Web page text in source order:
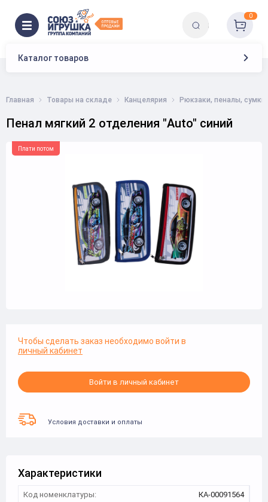
Каталог товаров
0
Главная Товары на складе Канцелярия Рюкзаки, пеналы, сумки
Пенал мягкий 2 отделения "Auto" синий
Плати потом
Чтобы сделать заказ необходимо войти в
личный кабинет
Войти в личный кабинет
Условия доставки и оплаты
Характеристики
Код номенклатуры:
КА-00091564